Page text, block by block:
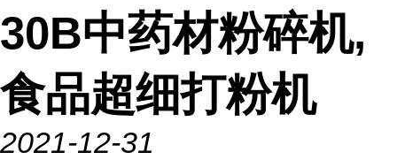
30B中药材粉碎机,
食品超细打粉机
2021-12-31